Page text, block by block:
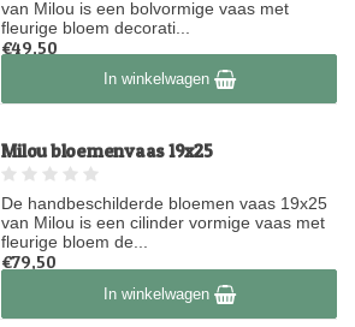
van Milou is een bolvormige vaas met
fleurige bloem decorati...
€49,50
Op voorraadIn winkelwagen
Milou bloemenvaas 19x25
De handbeschilderde bloemen vaas 19x25
van Milou is een cilinder vormige vaas met
fleurige bloem de...
€79,50
Op voorraadIn winkelwagen